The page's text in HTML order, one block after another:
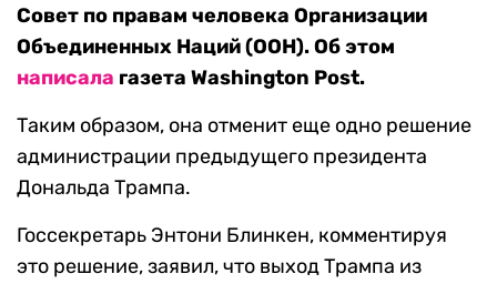
Совет по правам человека Организации
Объединенных Наций (ООН). Об этом
написала газета Washington Post.
Таким образом, она отменит еще одно решение
администрации предыдущего президента
Дональда Трампа.
Госсекретарь Энтони Блинкен, комментируя
это решение, заявил, что выход Трампа из